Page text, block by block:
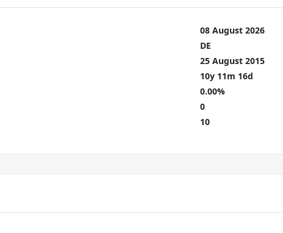
08 August 2026
DE
25 August 2015
10y 11m 16d
0.00%
0
10